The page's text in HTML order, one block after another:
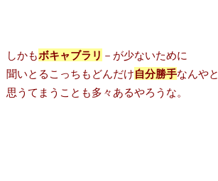
しかもボキャブラリ －が少ないために
聞いとるこっちもどんだけ自分勝手なんやと
思うてまうことも多々あるやろうな。